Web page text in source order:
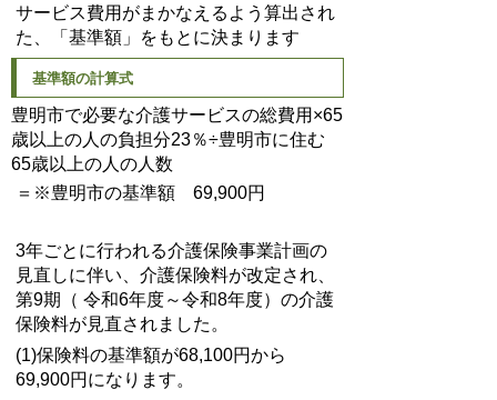
サービス費用がまかなえるよう算出され
た、「基準額」をもとに決まります
基準額の計算式
豊明市で必要な介護サービスの総費用×65
歳以上の人の負担分23％÷豊明市に住む
65歳以上の人の人数
＝※豊明市の基準額 69,900円
3年ごとに行われる介護保険事業計画の
見直しに伴い、介護保険料が改定され、
第9期（ 令和6年度～令和8年度）の介護
保険料が見直されました。
(1)保険料の基準額が68,100円から
69,900円になります。